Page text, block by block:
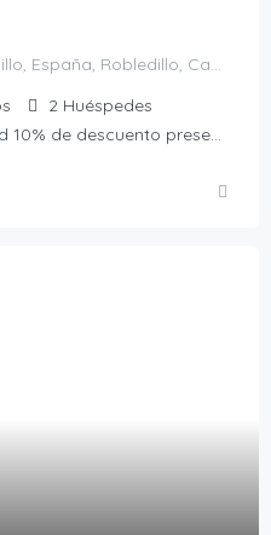
Calle del Berrueco, 8, Robledillo, España, Robledillo, Casas Rurales en Ávila, España
2 Huéspedes
la Tarjeta Amiga. No acumulable a otras ofertas